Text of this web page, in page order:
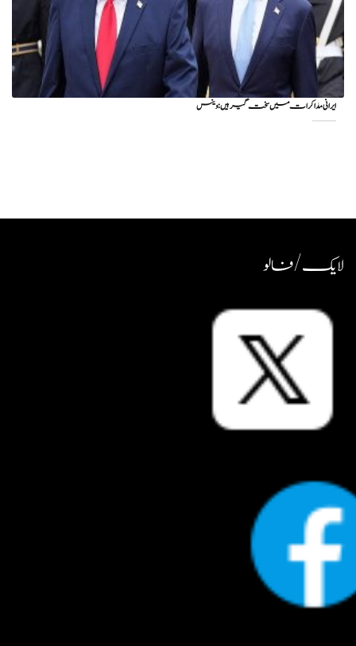
ایرانی مذاکرات میں سخت گیر ہیں: وینس
لایک / فالو